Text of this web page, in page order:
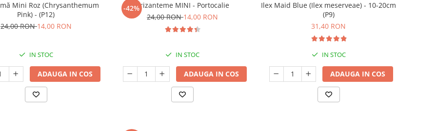
Mini Roz (Chrysanthemum
Pink) - (P12)
24,00 RON14,00 RON
IN STOC
ADAUGA IN COS
-42%Crizanteme MINI - Portocalie
24,00 RON14,00 RON
IN STOC
ADAUGA IN COS
Ilex Maid Blue (Ilex meserveae) - 10-20cm
(P9)
31,40 RON
IN STOC
ADAUGA IN COS